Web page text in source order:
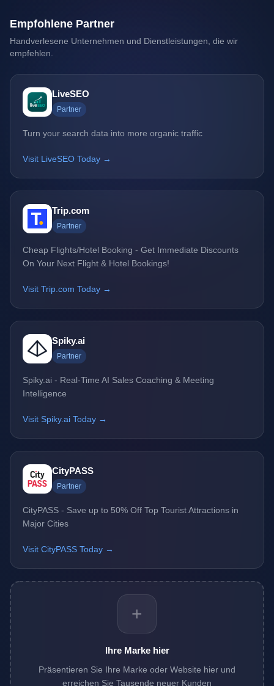
Empfohlene Partner
Handverlesene Unternehmen und Dienstleistungen, die wir
empfehlen.
LiveSEO
Partner
Turn your search data into more organic traffic
Visit LiveSEO Today →
Trip.com
Partner
Cheap Flights/Hotel Booking - Get Immediate Discounts
On Your Next Flight & Hotel Bookings!
Visit Trip.com Today →
Spiky.ai
Partner
Spiky.ai - Real-Time AI Sales Coaching & Meeting
Intelligence
Visit Spiky.ai Today →
CityPASS
Partner
CityPASS - Save up to 50% Off Top Tourist Attractions in
Major Cities
Visit CityPASS Today →
+
Ihre Marke hier
Präsentieren Sie Ihre Marke oder Website hier und
erreichen Sie Tausende neuer Kunden